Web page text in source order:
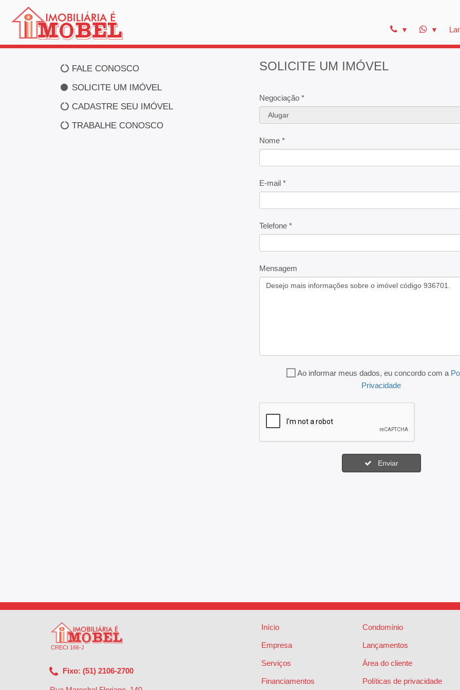
FALE CONOSCO
SOLICITE UM IMÓVEL
CADASTRE SEU IMÓVEL
TRABALHE CONOSCO
SOLICITE UM IMÓVEL
Negociação *
Nome *
E-mail *
Telefone *
Mensagem
Ao informar meus dados, eu concordo com a
Privacidade
Enviar
CRECI 166-J
Fixo: (51) 2106-2700
Início
Empresa
Serviços
Financiamentos
Condomínio
Lançamentos
Área do cliente
Políticas de privacidade